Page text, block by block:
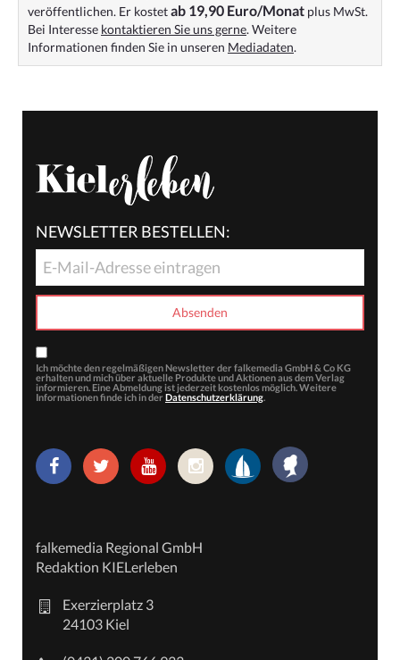
veröffentlichen. Er kostetab 19,90 Euro/Monat plus MwSt.
Bei Interesse kontaktieren Sie uns gerne. Weitere
Informationen finden Sie in unseren Mediadaten.
NEWSLETTER BESTELLEN:
Ich möchte den regelmäßigen Newsletter der falkemedia GmbH & Co KG
erhalten und mich über aktuelle Produkte und Aktionen aus dem Verlag
informieren. Eine Abmeldung ist jederzeit kostenlos möglich. Weitere
Informationen finde ich in der Datenschutzerklärung.
falkemedia Regional GmbH
Redaktion KIELerleben
Exerzierplatz 3
24103 Kiel